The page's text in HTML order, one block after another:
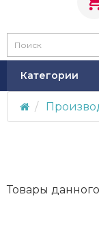
Категории
Товары